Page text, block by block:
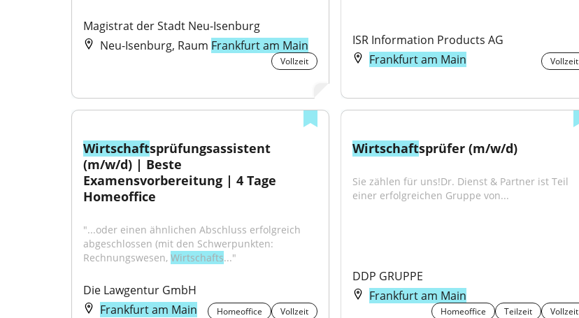
Magistrat der Stadt Neu-Isenburg
Neu-Isenburg, Raum Frankfurt am Main
Vollzeit
ISR Information Products AG
Frankfurt am Main
Vollzeit
Wirtschaftsprüfungsassistent
(m/w/d) | Beste
Examensvorbereitung | 4 Tage
Homeoffice
"...oder einen ähnlichen Abschluss erfolgreich
abgeschlossen (mit den Schwer­punkten:
Rechnungswesen, Wirtschafts..."
Die Lawgentur GmbH
Frankfurt am Main
Homeoffice Vollzeit
Wirtschaftsprüfer (m/w/d)
Sie zählen für uns!Dr. Dienst & Partner ist Teil
einer erfolgreichen Gruppe von...
DDP GRUPPE
Frankfurt am Main
Homeoffice Teilzeit Vollzeit